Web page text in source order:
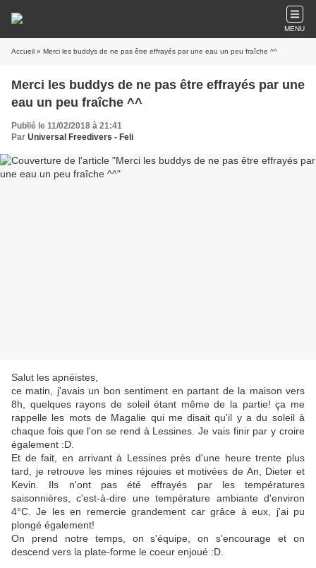
MENU
Accueil » Merci les buddys de ne pas être effrayés par une eau un peu fraîche ^^
Merci les buddys de ne pas être effrayés par une
eau un peu fraîche ^^
Publié le 11/02/2018 à 21:41
Par Universal Freedivers - Feli
Salut les apnéistes,
ce matin, j'avais un bon sentiment en partant de la maison vers
8h, quelques rayons de soleil étant même de la partie! ça me
rappelle les mots de Magalie qui me disait qu'il y a du soleil à
chaque fois que l'on se rend à Lessines. Je vais finir par y croire
également :D.
Et de fait, en arrivant à Lessines près d'une heure trente plus
tard, je retrouve les mines réjouies et motivées de An, Dieter et
Kevin. Ils n'ont pas été effrayés par les températures
saisonnières, c'est-à-dire une température ambiante d'environ
4°C. Je les en remercie grandement car grâce à eux, j'ai pu
plongé également!
On prend notre temps, on s'équipe, on s'encourage et on
descend vers la plate-forme le coeur enjoué :D.